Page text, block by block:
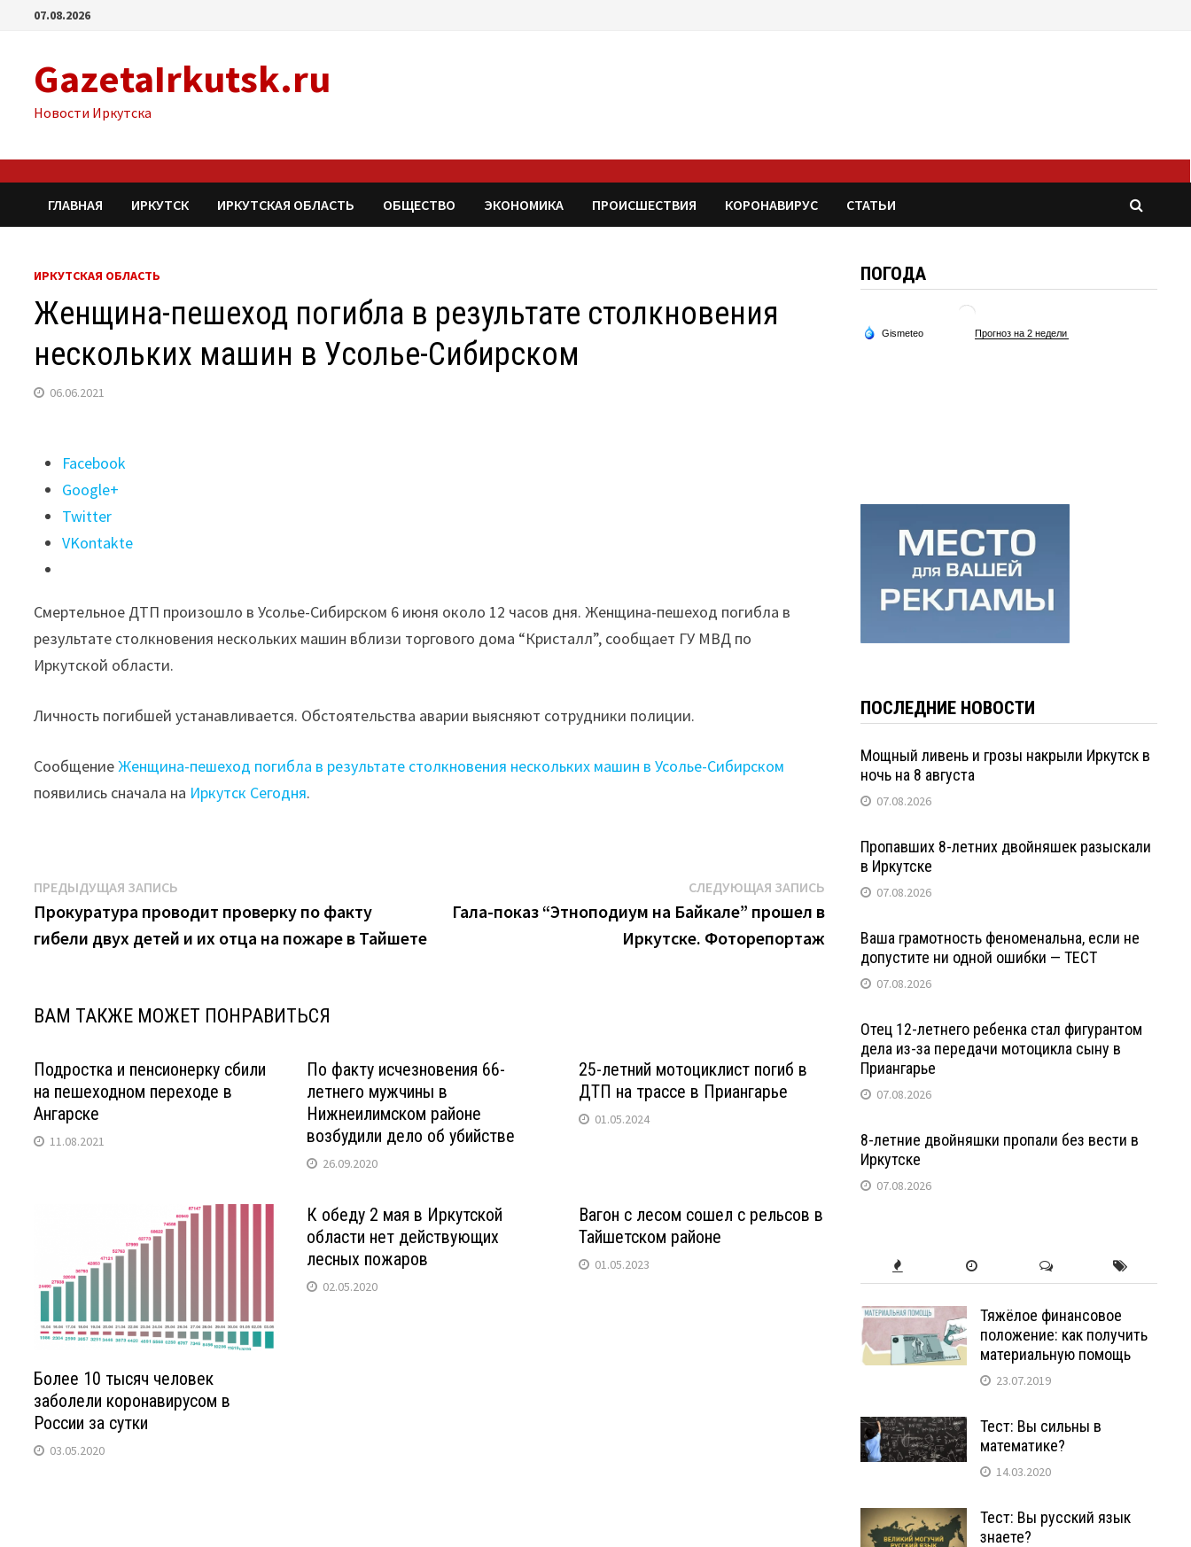
Перейти07.08.2026
GazetaIrkutsk.ru
Новости Иркутска
ГЛАВНАЯ ИРКУТСК ИРКУТСКАЯ ОБЛАСТЬ ОБЩЕСТВО ЭКОНОМИКА ПРОИСШЕСТВИЯ КОРОНАВИРУС СТАТЬИ
ИРКУТСКАЯ ОБЛАСТЬ
Женщина-пешеход погибла в результате столкновения
нескольких машин в Усолье-Сибирском
06.06.2021
Поделиться
"Женщина-
пешеход
погибла
столкновения
нескольких
машин
Усолье-
Сибирском"
Facebook
Google+
Twitter
VKontakte
Смертельное ДТП произошло в Усолье-Сибирском 6 июня около 12 часов дня. Женщина-пешеход погибла в
результате столкновения нескольких машин вблизи торгового дома “Кристалл”, сообщает ГУ МВД по
Иркутской области.
Личность погибшей устанавливается. Обстоятельства аварии выясняют сотрудники полиции.
СообщениеЖенщина-пешеход погибла в результате столкновения нескольких машин в Усолье-Сибирском
появились сначала на Иркутск Сегодня.
Навигация
по
записям
ПРЕДЫДУЩАЯ ЗАПИСЬ
запись:
Прокуратура проводит проверку по факту
гибели двух детей и их отца на пожаре в Тайшете
СЛЕДУЮЩАЯ ЗАПИСЬСледующая
запись:
Гала-показ “Этноподиум на Байкале” прошел в
Иркутске. Фоторепортаж
ВАМ ТАКЖЕ МОЖЕТ ПОНРАВИТЬСЯ
Подростка и пенсионерку сбили
на пешеходном переходе в
Ангарске
11.08.2021
По факту исчезновения 66-
летнего мужчины в
Нижнеилимском районе
возбудили дело об убийстве
26.09.2020
25-летний мотоциклист погиб в
ДТП на трассе в Приангарье
01.05.2024
Более 10 тысяч человек
заболели коронавирусом в
России за сутки
03.05.2020
К обеду 2 мая в Иркутской
области нет действующих
лесных пожаров
02.05.2020
Вагон с лесом сошел с рельсов в
Тайшетском районе
01.05.2023
ПОГОДА
ПОСЛЕДНИЕ НОВОСТИ
Мощный ливень и грозы накрыли Иркутск в
ночь на 8 августа
07.08.2026
Пропавших 8-летних двойняшек разыскали
в Иркутске
07.08.2026
Ваша грамотность феноменальна, если не
допустите ни одной ошибки — ТЕСТ
07.08.2026
Отец 12-летнего ребенка стал фигурантом
дела из-за передачи мотоцикла сыну в
Приангарье
07.08.2026
8-летние двойняшки пропали без вести в
Иркутске
07.08.2026
Тяжёлое финансовое
положение: как получить
материальную помощь
23.07.2019
Тест: Вы сильны в
математике?
14.03.2020
Тест: Вы русский язык
знаете?